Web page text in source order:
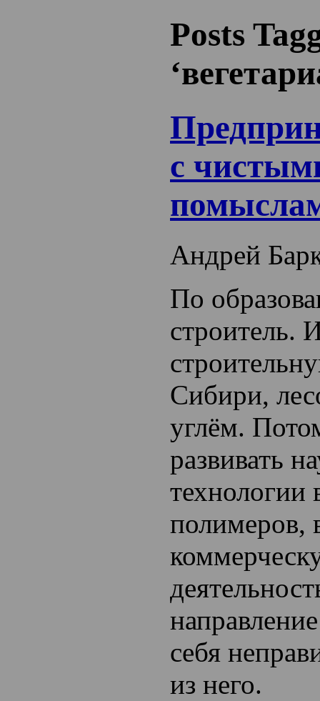
Posts
с
Андрей
По
строитель.
Сибири,
углём.
развивать
технологии
полимеров,
себя
из него.